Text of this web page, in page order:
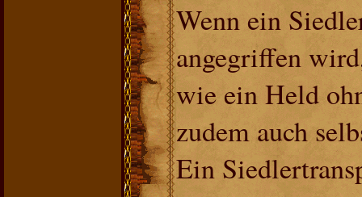
Wenn ein
angegriffen
wie ein Held
zudem auch
Ein